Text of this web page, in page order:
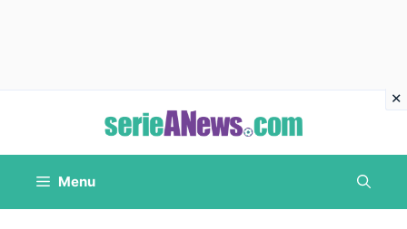
contenuto
Menu